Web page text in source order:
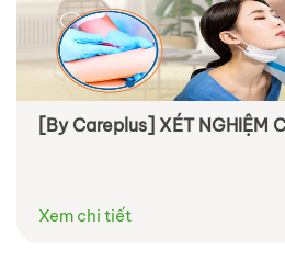
[By Careplus] XÉT NGHIỆM
Xem chi tiết